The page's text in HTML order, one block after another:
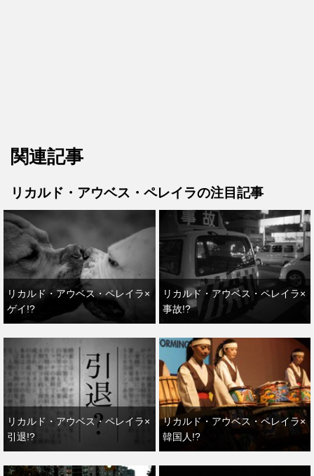
関連記事
リカルド・アウベス・ペレイラの注目記事
リカルド・アウベス・ペレイラ×
ゲイ!?
リカルド・アウベス・ペレイラ×
事故!?
リカルド・アウベス・ペレイラ×
引退!?
リカルド・アウベス・ペレイラ×
韓国人!?